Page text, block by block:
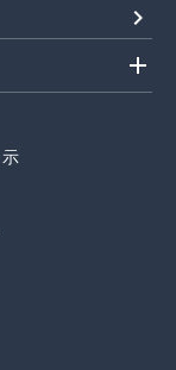
navigate_next
add